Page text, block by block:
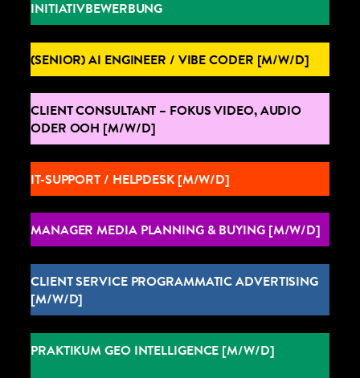
INITIATIVBEWERBUNG
(SENIOR) AI ENGINEER / VIBE CODER [M/W/D]
CLIENT CONSULTANT – FOKUS VIDEO, AUDIO
ODER OOH [M/W/D]
IT-SUPPORT / HELPDESK [M/W/D]
MANAGER MEDIA PLANNING & BUYING [M/W/D]
CLIENT SERVICE PROGRAMMATIC ADVERTISING
[M/W/D]
PRAKTIKUM GEO INTELLIGENCE [M/W/D]